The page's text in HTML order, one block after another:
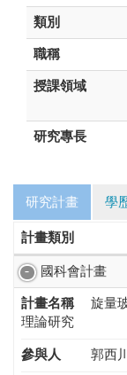
類別
職稱
授課領域
研究專長
研究計畫 學
計畫類別
國科會計畫
計畫名稱
旋量
理論研究
參與人 郭西川